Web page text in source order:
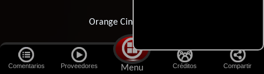
Comentarios Proveedores Menu Créditos Compartir
Orange Cinéma Séries